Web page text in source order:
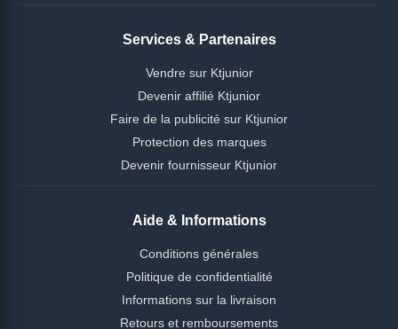
Services & Partenaires
Vendre sur Ktjunior
Devenir affilié Ktjunior
Faire de la publicité sur Ktjunior
Protection des marques
Devenir fournisseur Ktjunior
Aide & Informations
Conditions générales
Politique de confidentialité
Informations sur la livraison
Retours et remboursements